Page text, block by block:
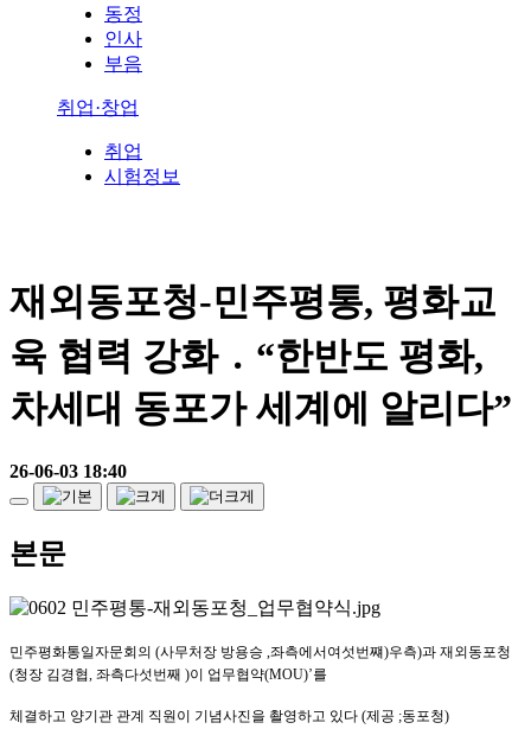
동정
인사
부음
취업·창업
취업
시험정보
재외동포청-민주평통, 평화교
육 협력 강화 ․ “한반도 평화,
차세대 동포가 세계에 알리다”
26-06-03 18:40
본문
민주평화통일자문회의 (사무처장 방용승 좌측에서여섯번쨰)우측)과 재외동포청
(청장 김경협 좌측다섯번째 )이 업무협약(MOU)’를
체결하고 양기관 관계 직원이 기념사진을 촬영하고 있다 (제공 ;동포청)